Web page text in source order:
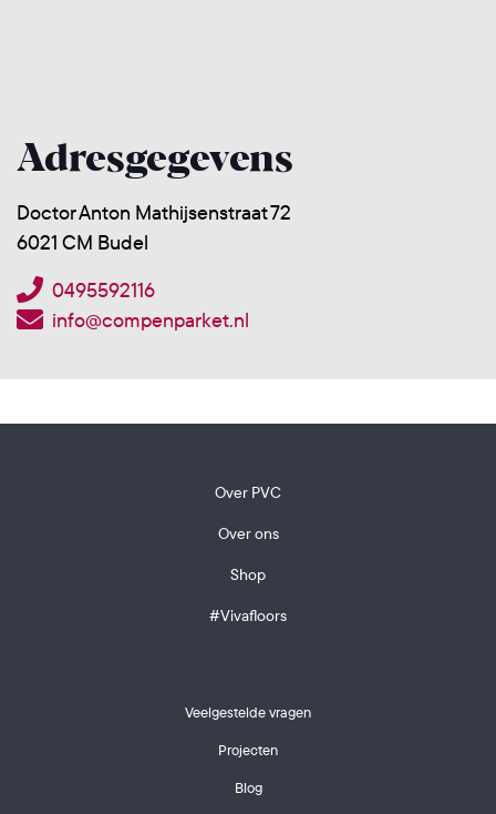
Adresgegevens
Doctor Anton Mathijsenstraat 72
6021 CM Budel
0495592116
info@compenparket.nl
Over PVC
Over ons
Shop
#Vivafloors
Veelgestelde vragen
Projecten
Blog